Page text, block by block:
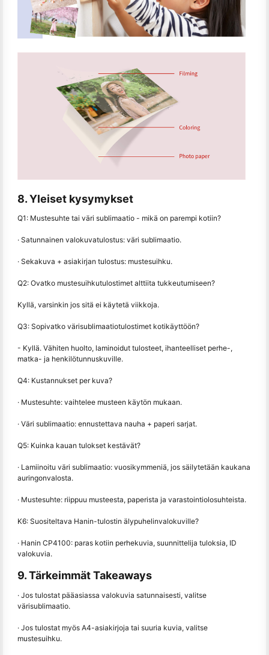
8. Yleiset kysymykset
Q1: Mustesuhte tai väri sublimaatio - mikä on parempi kotiin?
· Satunnainen valokuvatulostus: väri sublimaatio.
· Sekakuva + asiakirjan tulostus: mustesuihku.
Q2: Ovatko mustesuihkutulostimet alttiita tukkeutumiseen?
Kyllä, varsinkin jos sitä ei käytetä viikkoja.
Q3: Sopivatko värisublimaatiotulostimet kotikäyttöön?
- Kyllä. Vähiten huolto, laminoidut tulosteet, ihanteelliset perhe-,
matka- ja henkilötunnuskuville.
Q4: Kustannukset per kuva?
· Mustesuhte: vaihtelee musteen käytön mukaan.
· Väri sublimaatio: ennustettava nauha + paperi sarjat.
Q5: Kuinka kauan tulokset kestävät?
· Lamiinoitu väri sublimaatio: vuosikymmeniä, jos säilytetään kaukana
auringonvalosta.
· Mustesuhte: riippuu musteesta, paperista ja varastointiolosuhteista.
K6: Suositeltava Hanin-tulostin älypuhelinvalokuville?
· Hanin CP4100: paras kotiin perhekuvia, suunnittelija tuloksia, ID
valokuvia.
9. Tärkeimmät Takeaways
· Jos tulostat pääasiassa valokuvia satunnaisesti, valitse
värisublimaatio.
· Jos tulostat myös A4-asiakirjoja tai suuria kuvia, valitse
mustesuihku.